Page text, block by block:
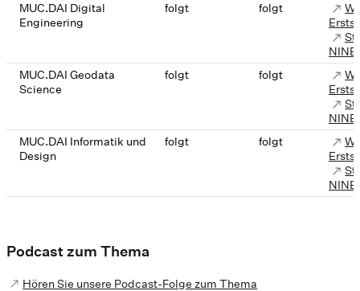
MUC.DAI Digital
Engineering
folgt folgt
NINE
MUC.DAI Geodata
Science
folgt folgt
NINE
MUC.DAI Informatik und
Design
folgt folgt
NINE
Podcast zum Thema
Hören Sie unsere Podcast-Folge zum Thema